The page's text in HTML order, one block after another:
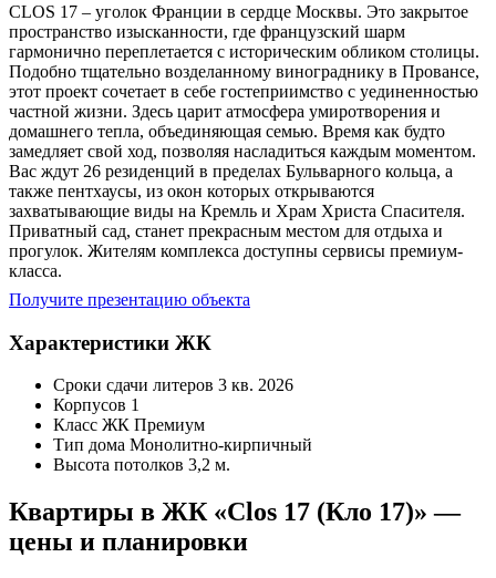
CLOS 17 – уголок Франции в сердце Москвы. Это закрытое
пространство изысканности, где французский шарм
гармонично переплетается с историческим обликом столицы.
Подобно тщательно возделанному винограднику в Провансе,
этот проект сочетает в себе гостеприимство с уединенностью
частной жизни. Здесь царит атмосфера умиротворения и
домашнего тепла, объединяющая семью. Время как будто
замедляет свой ход, позволяя насладиться каждым моментом.
Вас ждут 26 резиденций в пределах Бульварного кольца, а
также пентхаусы, из окон которых открываются
захватывающие виды на Кремль и Храм Христа Спасителя.
Приватный сад, станет прекрасным местом для отдыха и
прогулок. Жителям комплекса доступны сервисы премиум-
класса.
Получите презентацию объекта
Характеристики ЖК
Сроки сдачи литеров 3 кв. 2026
Корпусов 1
Класс ЖК Премиум
Тип дома Монолитно-кирпичный
Высота потолков 3,2 м.
Квартиры в ЖК «Clos 17 (Кло 17)» —
цены и планировки